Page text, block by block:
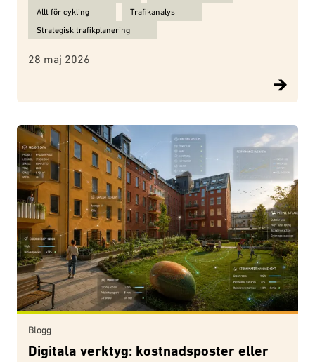
Allt för cykling
Trafikanalys
Strategisk trafikplanering
28 maj 2026
Blogg
Digitala verktyg: kostnadsposter eller